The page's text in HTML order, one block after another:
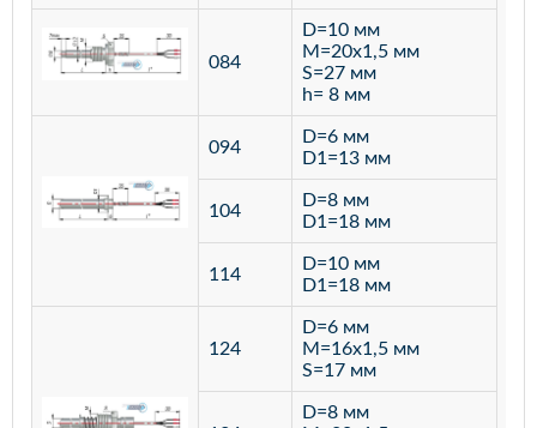
084
D=10 мм
M=20х1,5 мм
S=27 мм
h= 8 мм
094
D=6 мм
D1=13 мм
104
D=8 мм
D1=18 мм
114
D=10 мм
D1=18 мм
124
D=6 мм
M=16х1,5 мм
S=17 мм
D=8 мм